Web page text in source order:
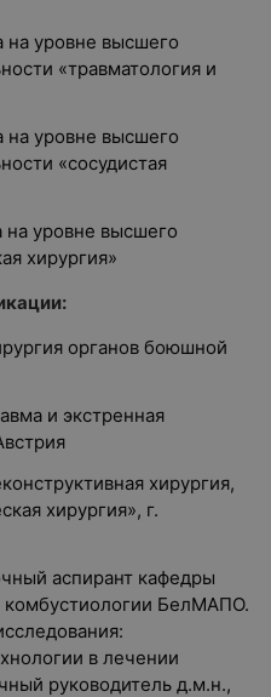
на уровне высшего
«травматология и
на уровне высшего
«сосудистая
на уровне высшего
хирургия»
органов боюшной
и экстренная
хирургия,
хирургия», г.
аспирант кафедры
комбустиологии БелМАПО.
в лечении
руководитель д.м.н.,